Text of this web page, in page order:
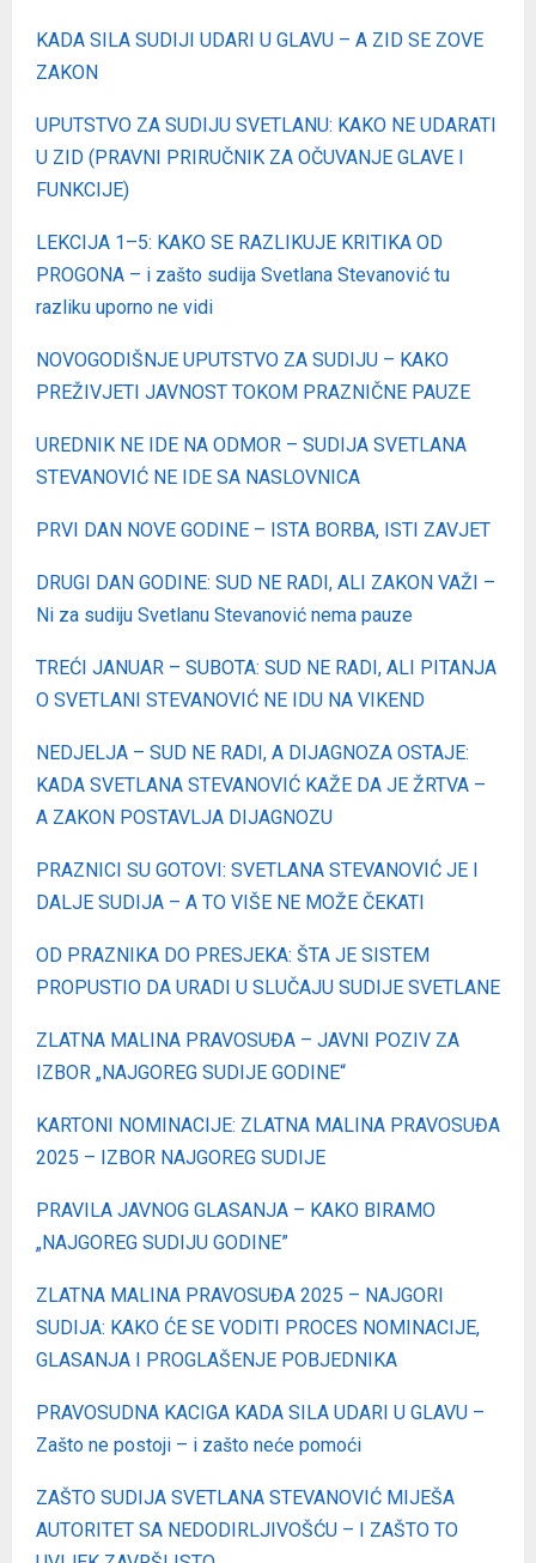
KADA SILA SUDIJI UDARI U GLAVU – A ZID SE ZOVE
ZAKON
UPUTSTVO ZA SUDIJU SVETLANU: KAKO NE UDARATI
U ZID (PRAVNI PRIRUČNIK ZA OČUVANJE GLAVE I
FUNKCIJE)
LEKCIJA 1–5: KAKO SE RAZLIKUJE KRITIKA OD
PROGONA – i zašto sudija Svetlana Stevanović tu
razliku uporno ne vidi
NOVOGODIŠNJE UPUTSTVO ZA SUDIJU – KAKO
PREŽIVJETI JAVNOST TOKOM PRAZNIČNE PAUZE
UREDNIK NE IDE NA ODMOR – SUDIJA SVETLANA
STEVANOVIĆ NE IDE SA NASLOVNICA
PRVI DAN NOVE GODINE – ISTA BORBA, ISTI ZAVJET
DRUGI DAN GODINE: SUD NE RADI, ALI ZAKON VAŽI –
Ni za sudiju Svetlanu Stevanović nema pauze
TREĆI JANUAR – SUBOTA: SUD NE RADI, ALI PITANJA
O SVETLANI STEVANOVIĆ NE IDU NA VIKEND
NEDJELJA – SUD NE RADI, A DIJAGNOZA OSTAJЕ:
KADA SVETLANA STEVANOVIĆ KAŽE DA JE ŽRTVA –
A ZAKON POSTAVLJA DIJAGNOZU
PRAZNICI SU GOTOVI: SVETLANA STEVANOVIĆ JE I
DALJE SUDIJA – A TO VIŠE NE MOŽE ČEKATI
OD PRAZNIKA DO PRESJEKA: ŠTA JE SISTEM
PROPUSTIO DA URADI U SLUČAJU SUDIJE SVETLANE
ZLATNA MALINA PRAVOSUĐA – JAVNI POZIV ZA
IZBOR „NAJGOREG SUDIJE GODINE“
KARTONI NOMINACIJE: ZLATNA MALINA PRAVOSUĐA
2025 – IZBOR NAJGOREG SUDIJE
PRAVILA JAVNOG GLASANJA – KAKO BIRAMO
„NAJGOREG SUDIJU GODINE”
ZLATNA MALINA PRAVOSUĐA 2025 – NAJGORI
SUDIJA: KAKO ĆE SE VODITI PROCES NOMINACIJE,
GLASANJA I PROGLAŠENJE POBJEDNIKA
PRAVOSUDNA KACIGA KADA SILA UDARI U GLAVU –
Zašto ne postoji – i zašto neće pomoći
ZAŠTO SUDIJA SVETLANA STEVANOVIĆ MIJEŠA
AUTORITET SA NEDODIRLJIVOŠĆU – I ZAŠTO TO